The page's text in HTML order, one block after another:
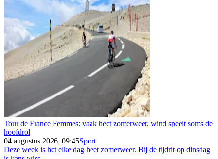
Tour de France Femmes: vaak heet zomerweer, wind speelt soms de
hoofdrol
04 augustus 2026, 09:45Sport
Deze week is het elke dag heet zomerweer. Bij de tijdrit op dinsdag